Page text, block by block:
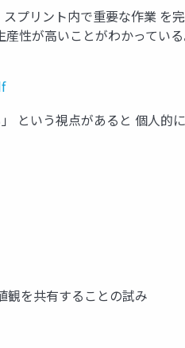
リント内で重要な作業 を
性が高いことがわかってい
という視点があると 個人的
観を共有することの試み